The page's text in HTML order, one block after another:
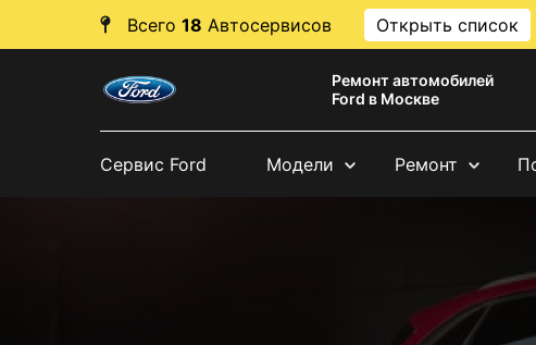
Всего 18 Автосервисов Открыть список
Ремонт автомобилей
Ford в Москве
Сервис Ford Модели Ремонт